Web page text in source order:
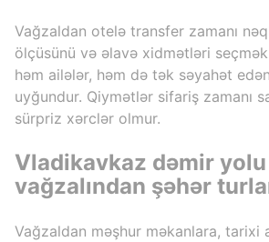
Vağzaldan otelə transfer zamanı
ölçüsünü və əlavə xidmətləri
həm ailələr, həm də tək səyahət
uyğundur. Qiymətlər sifariş zamanı
sürpriz xərclər olmur.
Vladikavkaz dəmir yolu
vağzalından şəhər
Vağzaldan məşhur məkanlara, tarixi